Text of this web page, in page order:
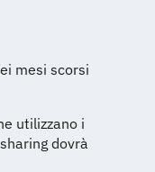
mesi scorsi
utilizzano i
dovrà